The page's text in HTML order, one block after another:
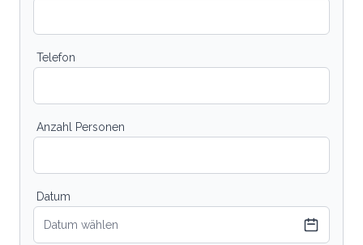
Telefon
Anzahl Personen
Datum
Datum wählen